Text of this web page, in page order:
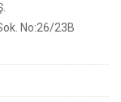
No:26/23B